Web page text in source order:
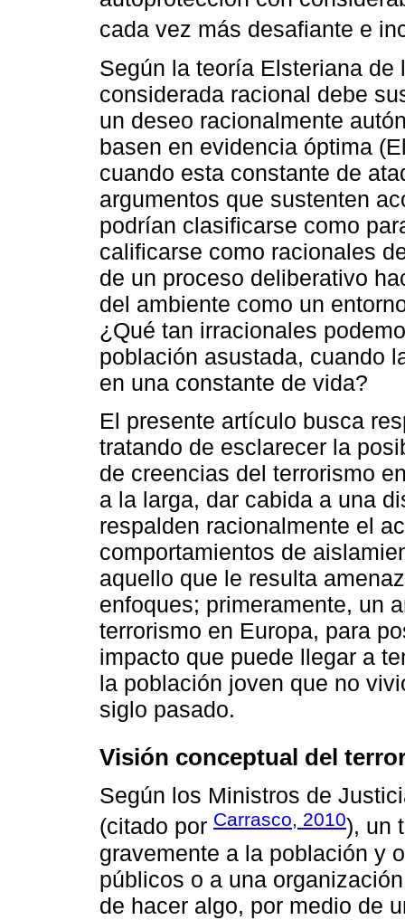
cada vez más desafiante e
Según la teoría Elsteriana
considerada racional debe
un deseo racionalmente
basen en evidencia óptima
cuando esta constante de
argumentos que sustenten
podrían clasificarse como
calificarse como racionales
de un proceso deliberativo
del ambiente como un
¿Qué tan irracionales
población asustada, cuando
en una constante de vida?
El presente artículo busca
tratando de esclarecer la
de creencias del terrorismo
a la larga, dar cabida a una
respalden racionalmente el
comportamientos de
aquello que le resulta
enfoques; primeramente, un
terrorismo en Europa, para
impacto que puede llegar a
la población joven que no
siglo pasado.
Visión conceptual del
Según los Ministros de
(citado por Carrasco, 2010), un
gravemente a la población y
públicos o a una
de hacer algo, por medio de